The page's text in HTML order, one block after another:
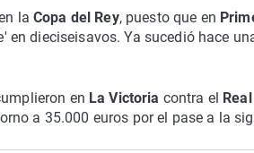
laCopa del Rey, puesto que en
en dieciseisavos. Ya sucedió hace
en La Victoria contra el
a 35.000 euros por el pase a la